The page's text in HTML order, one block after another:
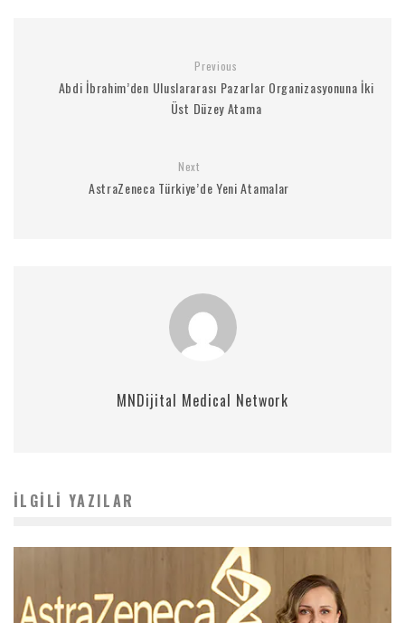
Previous
Abdi İbrahim’den Uluslararası Pazarlar Organizasyonuna İki
Üst Düzey Atama
Next
AstraZeneca Türkiye’de Yeni Atamalar
MNDijital Medical Network
İLGILI YAZILAR